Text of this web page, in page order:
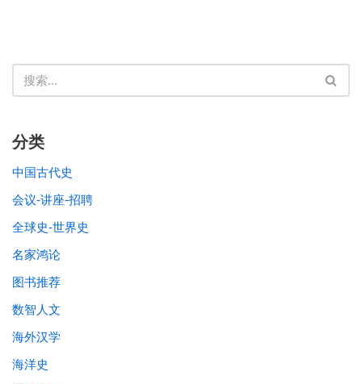
分类
中国古代史
会议-讲座-招聘
全球史-世界史
名家鸿论
图书推荐
数智人文
海外汉学
海洋史